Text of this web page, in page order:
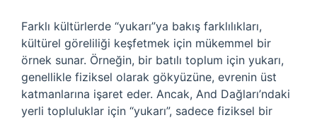
Farklı kültürlerde “yukarı”ya bakış farklılıkları,
kültürel göreliliği keşfetmek için mükemmel bir
örnek sunar. Örneğin, bir batılı toplum için yukarı,
genellikle fiziksel olarak gökyüzüne, evrenin üst
katmanlarına işaret eder. Ancak, And Dağları’ndaki
yerli topluluklar için “yukarı”, sadece fiziksel bir